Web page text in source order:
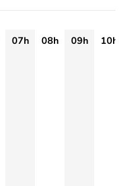
07h 08h 09h
10h